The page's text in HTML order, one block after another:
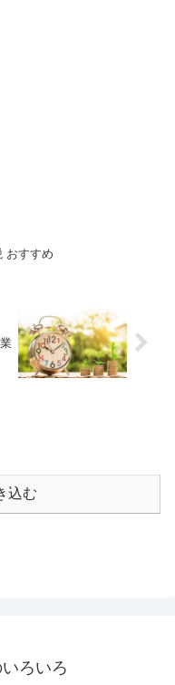
おすすめ
込む
ろいろ